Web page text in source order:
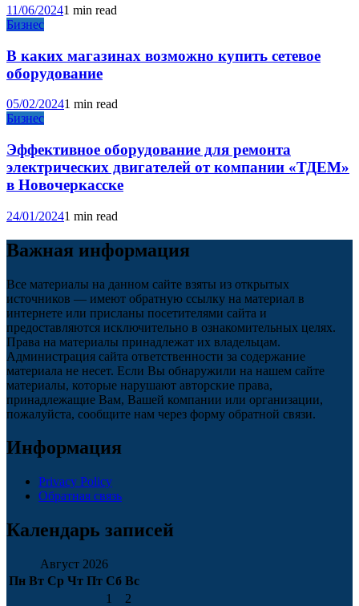
11/06/20241 min read
Бизнес
В каких магазинах возможно купить сетевое
оборудование
05/02/20241 min read
Бизнес
Эффективное оборудование для ремонта
электрических двигателей от компании «ТДЕМ»
в Новочеркасске
24/01/20241 min read
Важная информация
Все материалы на данном сайте взяты из открытых
источников — имеют обратную ссылку на материал в
интернете или присланы посетителями сайта и
предоставляются исключительно в ознакомительных целях.
Права на материалы принадлежат их владельцам.
Администрация сайта ответственности за содержание
материала не несет. Если Вы обнаружили на нашем сайте
материалы, которые нарушают авторские права,
принадлежащие Вам, Вашей компании или организации,
пожалуйста, сообщите нам через форму обратной связи.
Информация
Privacy Policy
Обратная связь
Календарь записей
Август 2026
Пн Вт Ср Чт Пт Сб Вс
1
2